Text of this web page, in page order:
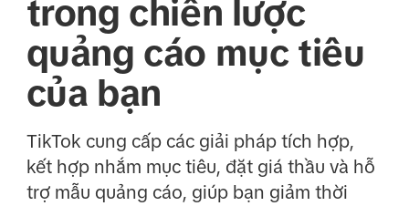
trong chiến lược
quảng cáo mục tiêu
của bạn
TikTok cung cấp các giải pháp tích hợp,
kết hợp nhắm mục tiêu, đặt giá thầu và hỗ
trợ mẫu quảng cáo, giúp bạn giảm thời